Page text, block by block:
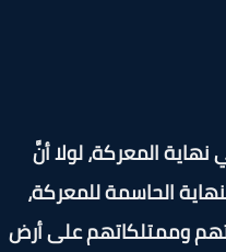
المعركة، لولا أنَّ
الحاسمة للمعركة،
وممتلكاتهم على أرض